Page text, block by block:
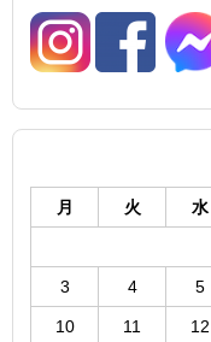
月 火 水
3 4 5
10 11 12